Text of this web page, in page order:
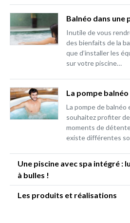
Balnéo dans une
Inutile de vous
des bienfaits de la
que d’installer les
sur votre piscine…
La pompe
La pompe de balnéo
souhaitez profiter
moments de
existe différentes
Une piscine avec spa intégré :
à bulles !
Les produits et réalisations